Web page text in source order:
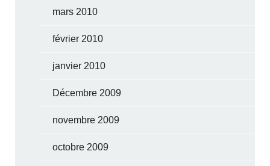
mars 2010
février 2010
janvier 2010
Décembre 2009
novembre 2009
octobre 2009